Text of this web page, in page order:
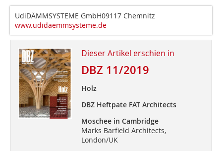
UdiDÄMMSYSTEME GmbH09117 Chemnitz
www.udidaemmsysteme.de
Dieser Artikel erschien in
DBZ 11/2019
Holz
DBZ Heftpate FAT Architects
Moschee in Cambridge
Marks Barfield Architects,
London/UK